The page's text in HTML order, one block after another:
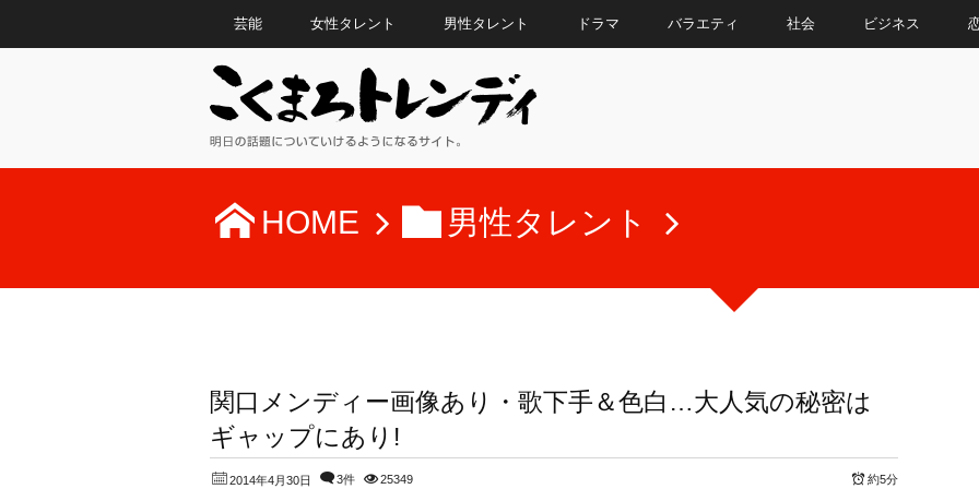
芸能 女性タレント 男性タレント ドラマ バラエティ 社会 ビジネス
HOME 男性タレント
関口メンディー画像あり・歌下手＆色白…大人気の秘密は
ギャップにあり!
2014年4月30日 3件 25349 約5分